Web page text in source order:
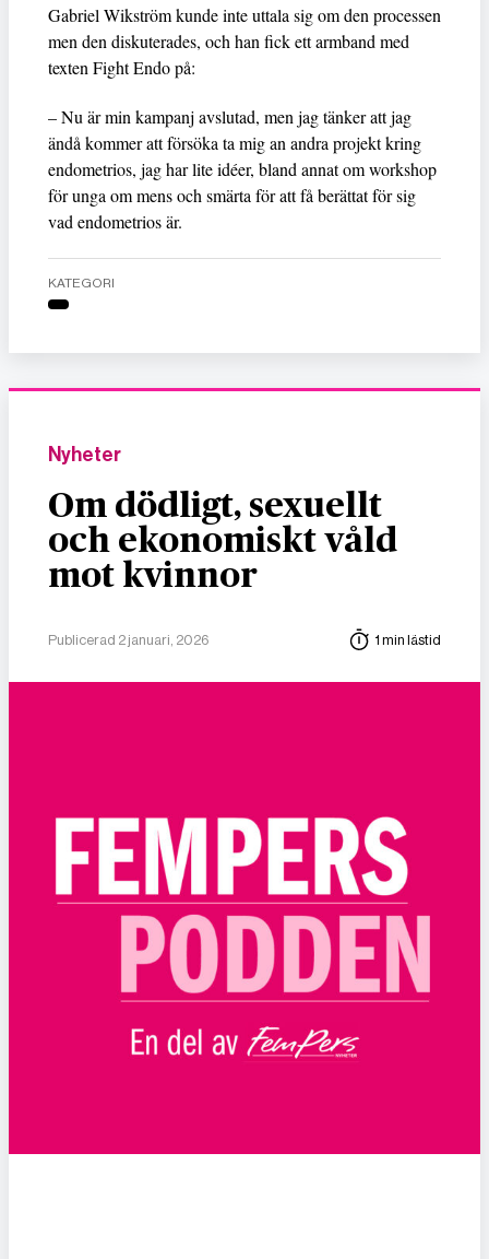
Gabriel Wikström kunde inte uttala sig om den processen
men den diskuterades, och han fick ett armband med
texten Fight Endo på:
– Nu är min kampanj avslutad, men jag tänker att jag
ändå kommer att försöka ta mig an andra projekt kring
endometrios, jag har lite idéer, bland annat om workshop
för unga om mens och smärta för att få berättat för sig
vad endometrios är.
KATEGORI
Nyheter
Om dödligt, sexuellt
och ekonomiskt våld
mot kvinnor
Publicerad 2 januari, 2026 1 min lästid